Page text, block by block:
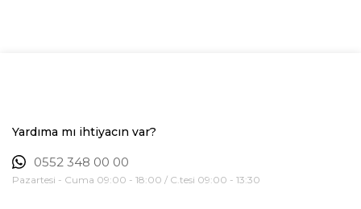
Yardıma mı ihtiyacın var?
0552 348 00 00
Pazartesi - Cuma 09:00 - 18:00 / C.tesi 09:00 - 13:30